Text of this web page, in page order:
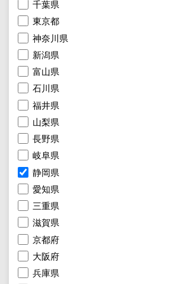
千葉県
東京都
神奈川県
新潟県
富山県
石川県
福井県
山梨県
長野県
岐阜県
静岡県
愛知県
三重県
滋賀県
京都府
大阪府
兵庫県